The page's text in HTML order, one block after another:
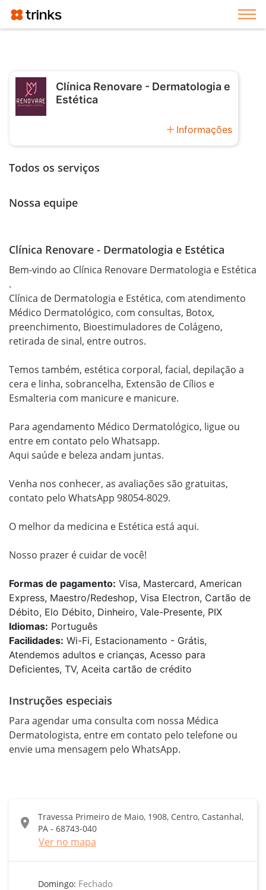
Clínica Renovare - Dermatologia e
Estética
add Informações
Todos os serviços
Nossa equipe
Clínica Renovare - Dermatologia e Estética
Bem-vindo ao Clínica Renovare Dermatologia e Estética
.
Clínica de Dermatologia e Estética, com atendimento
Médico Dermatológico, com consultas, Botox,
preenchimento, Bioestimuladores de Colágeno,
retirada de sinal, entre outros.
Temos também, estética corporal, facial, depilação a
cera e linha, sobrancelha, Extensão de Cílios e
Esmalteria com manicure e manicure.
Para agendamento Médico Dermatológico, ligue ou
entre em contato pelo Whatsapp.
Aqui saúde e beleza andam juntas.
Venha nos conhecer, as avaliações são gratuitas,
contato pelo WhatsApp 98054-8029.
O melhor da medicina e Estética está aqui.
Nosso prazer é cuidar de você!
Formas de pagamento: Visa, Mastercard, American
Express, Maestro/Redeshop, Visa Electron, Cartão de
Débito, Elo Débito, Dinheiro, Vale-Presente, PIX
Idiomas: Português
Facilidades: Wi-Fi, Estacionamento - Grátis,
Atendemos adultos e crianças, Acesso para
Deficientes, TV, Aceita cartão de crédito
Instruções especiais
Para agendar uma consulta com nossa Médica
Dermatologista, entre em contato pelo telefone ou
envie uma mensagem pelo WhatsApp.
location_on
Travessa Primeiro de Maio, 1908, Centro, Castanhal,
PA - 68743-040
Ver no mapa
Domingo: Fechado